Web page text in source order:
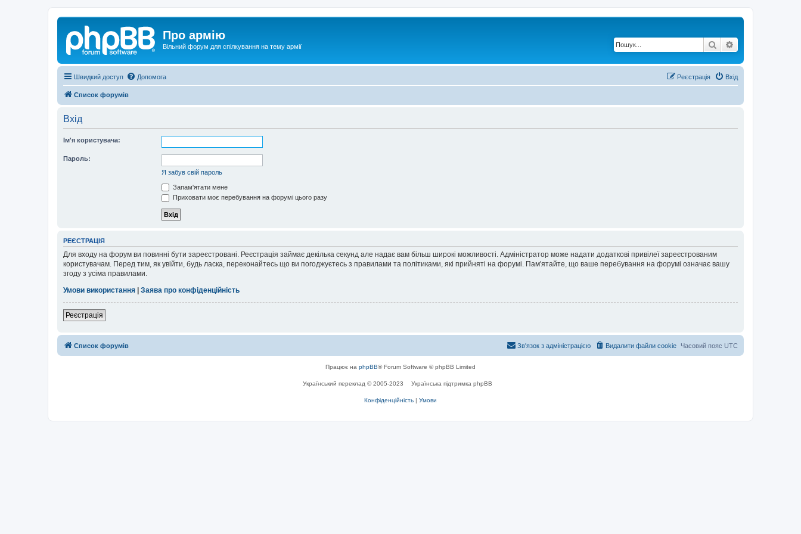
Про армію
Вільний форум для спілкування на тему армії Пошук
Швидкий доступ Допомога Вхід
Реєстрація
Список форумів
Вхід
Ім'я користувача:
Пароль:
Я забув свій пароль
Запам'ятати мене
Приховати моє перебування на форумі цього разу
РЕЄСТРАЦІЯ
Для входу на форум ви повинні бути зареєстровані. Реєстрація займає декілька секунд але надає вам більш широкі можливості. Адміністратор може надати додаткові привілеї зареєстрованим
користувачам. Перед тим, як увійти, будь ласка, переконайтесь що ви погоджуєтесь з правилами та політиками, які прийняті на форумі. Пам'ятайте, що ваше перебування на форумі означає вашу
згоду з усіма правилами.
Умови використання
Заява про конфіденційність
Реєстрація
Список форумів Часовий пояс UTC
Видалити файли cookie
Зв'язок з адміністрацією
Працює на phpBB® Forum Software © phpBB Limited
Український переклад © 2005-2023 Українська підтримка phpBB
Конфіденційність | Умови